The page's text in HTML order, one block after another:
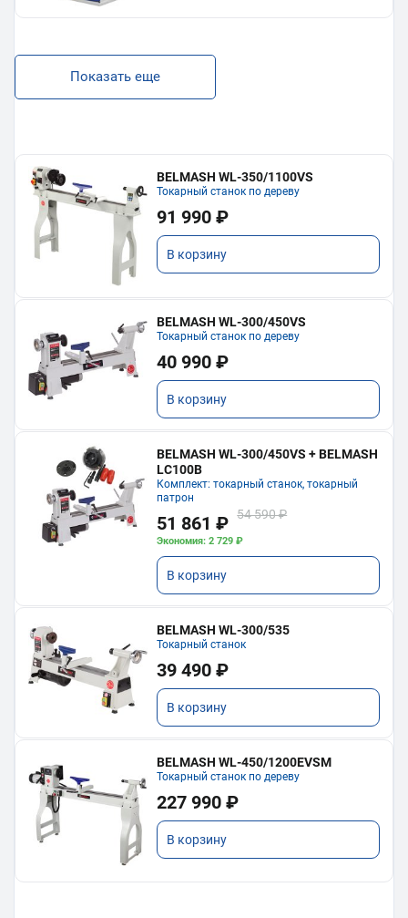
Показать еще
BELMASH WL-350/1100VS
Токарный станок по дереву
91 990 ₽
В корзину
BELMASH WL-300/450VS
Токарный станок по дереву
40 990 ₽
В корзину
BELMASH WL-300/450VS + BELMASH
LC100B
Комплект: токарный станок, токарный
патрон
51 861 ₽ 54 590 ₽
Экономия: 2 729 ₽
В корзину
BELMASH WL-300/535
Токарный станок
39 490 ₽
В корзину
BELMASH WL-450/1200EVSM
Токарный станок по дереву
227 990 ₽
В корзину